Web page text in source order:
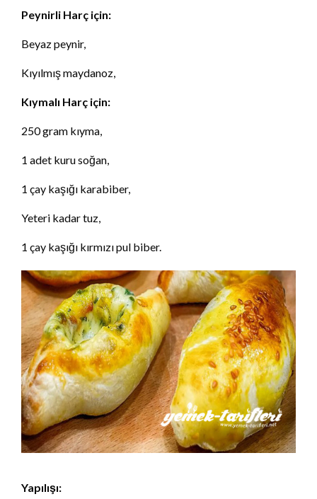
Peynirli Harç için:
Beyaz peynir,
Kıyılmış maydanoz,
Kıymalı Harç için:
250 gram kıyma,
1 adet kuru soğan,
1 çay kaşığı karabiber,
Yeteri kadar tuz,
1 çay kaşığı kırmızı pul biber.
Yapılışı: